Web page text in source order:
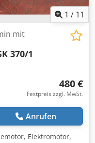
1 / 11
mit
370/1
480 €
Festpreis zzgl. MwSt.
Anrufen
Elektromotor,